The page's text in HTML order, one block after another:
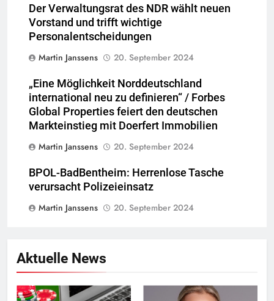
Der Verwaltungsrat des NDR wählt neuen
Vorstand und trifft wichtige
Personalentscheidungen
Martin Janssens
20. September 2024
„Eine Möglichkeit Norddeutschland
international neu zu definieren“ / Forbes
Global Properties feiert den deutschen
Markteinstieg mit Doerfert Immobilien
Martin Janssens
20. September 2024
BPOL-BadBentheim: Herrenlose Tasche
verursacht Polizeieinsatz
Martin Janssens
20. September 2024
Aktuelle News